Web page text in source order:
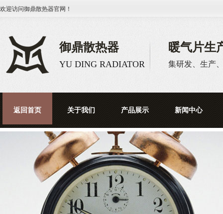
欢迎访问御鼎散热器官网！
御鼎散热器 暖气片生
YU DING RADIATOR 集研发、生产
返回首页 关于我们 产品展示 新闻中心